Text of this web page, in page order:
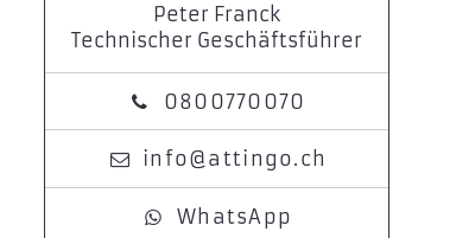
Peter Franck
Technischer Geschäftsführer
0800770070
info@attingo.ch
WhatsApp